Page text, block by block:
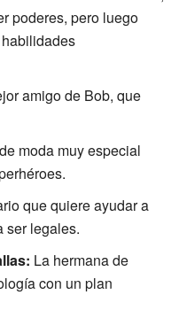
poderes, pero luego
amigo de Bob, que
moda muy especial
que quiere ayudar a
ser legales.
La hermana de
con un plan